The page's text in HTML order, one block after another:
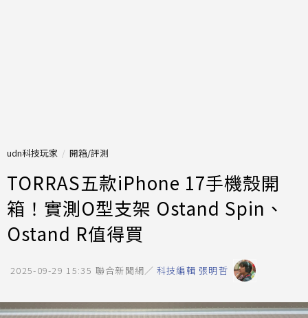
udn科技玩家 開箱/評測
TORRAS五款iPhone 17手機殼開
箱！實測O型支架 Ostand Spin、
Ostand R值得買
2025-09-29 15:35 聯合新聞網／ 科技編輯 張明哲